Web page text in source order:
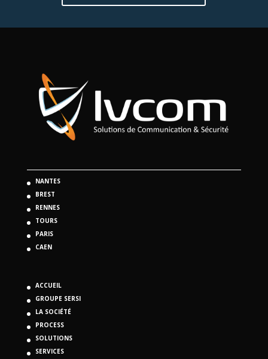
NANTES
BREST
RENNES
TOURS
PARIS
CAEN
ACCUEIL
GROUPE SERSI
LA SOCIÉTÉ
PROCESS
SOLUTIONS
SERVICES